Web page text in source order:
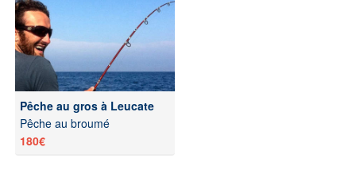
Pêche au gros à Leucate
Pêche au broumé
180€